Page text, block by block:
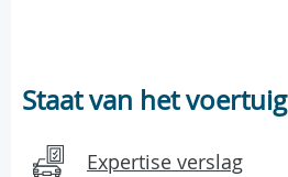
Staat van het voertuig
Expertise verslag